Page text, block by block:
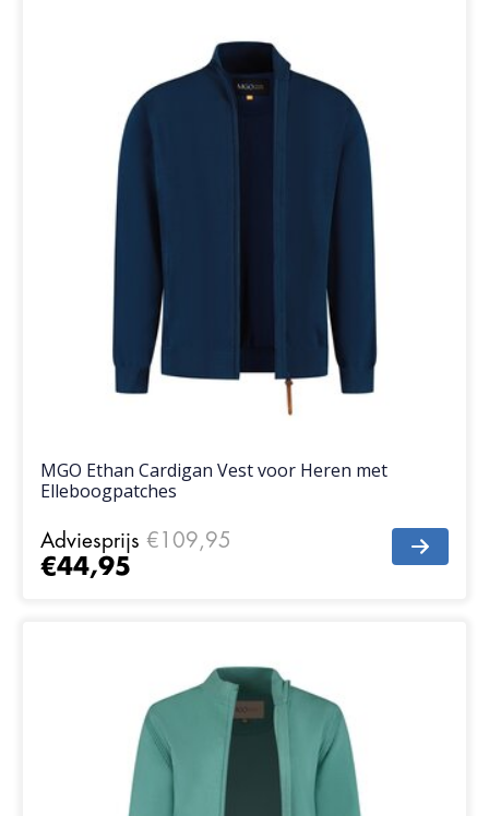
MGO Ethan Cardigan Vest voor Heren met
Elleboogpatches
Adviesprijs €109,95
€44,95